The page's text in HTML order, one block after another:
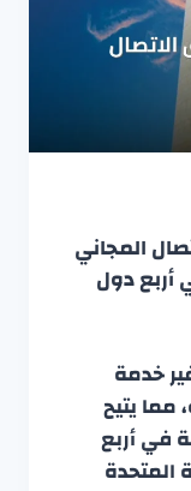
المجاني
أربع دول
خدمة
مما يتيح
في أربع
المتحدة